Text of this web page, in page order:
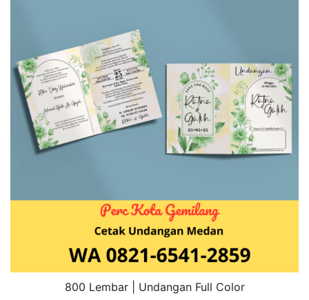
800 Lembar | Undangan Full Color